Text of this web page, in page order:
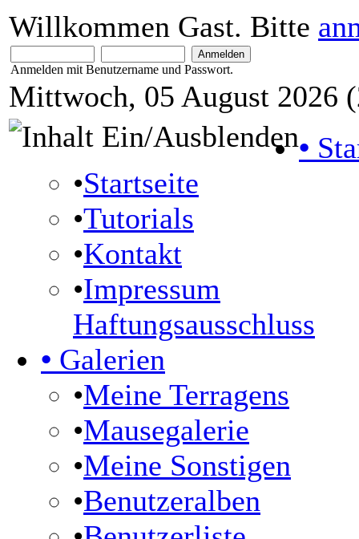
Willkommen Gast. Bitte
Anmelden mit Benutzername und Passwort.
Mittwoch, 05 August 2026
•
•Startseite
•Tutorials
•Kontakt
•Impressum
Haftungsausschluss
• Galerien
•Meine Terragens
•Mausegalerie
•Meine Sonstigen
•Benutzeralben